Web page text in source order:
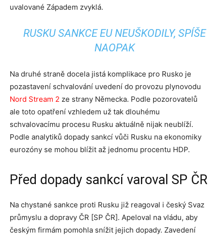
uvalované Západem zvyklá.
RUSKU SANKCE EU NEUŠKODILY, SPÍŠE
NAOPAK
Na druhé straně docela jistá komplikace pro Rusko je
pozastavení schvalování uvedení do provozu plynovodu
Nord Stream 2 ze strany Německa. Podle pozorovatelů
ale toto opatření vzhledem už tak dlouhému
schvalovacímu procesu Rusku aktuálně nijak neublíží.
Podle analytiků dopady sankcí vůči Rusku na ekonomiky
eurozóny se mohou blížit až jednomu procentu HDP.
Před dopady sankcí varoval SP ČR
Na chystané sankce proti Rusku již reagoval i český Svaz
průmyslu a dopravy ČR [SP ČR]. Apeloval na vládu, aby
českým firmám pomohla snížit jejich dopady. Zavedení